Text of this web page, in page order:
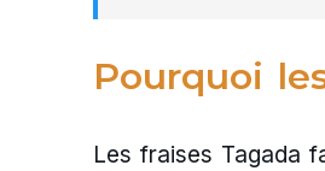
Pourquoi
Les fraises Tagada